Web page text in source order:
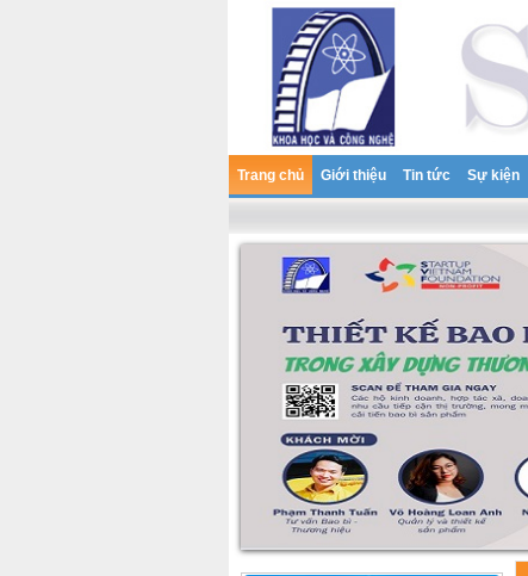
Trang chủ Giới thiệu Tin tức Sự kiện